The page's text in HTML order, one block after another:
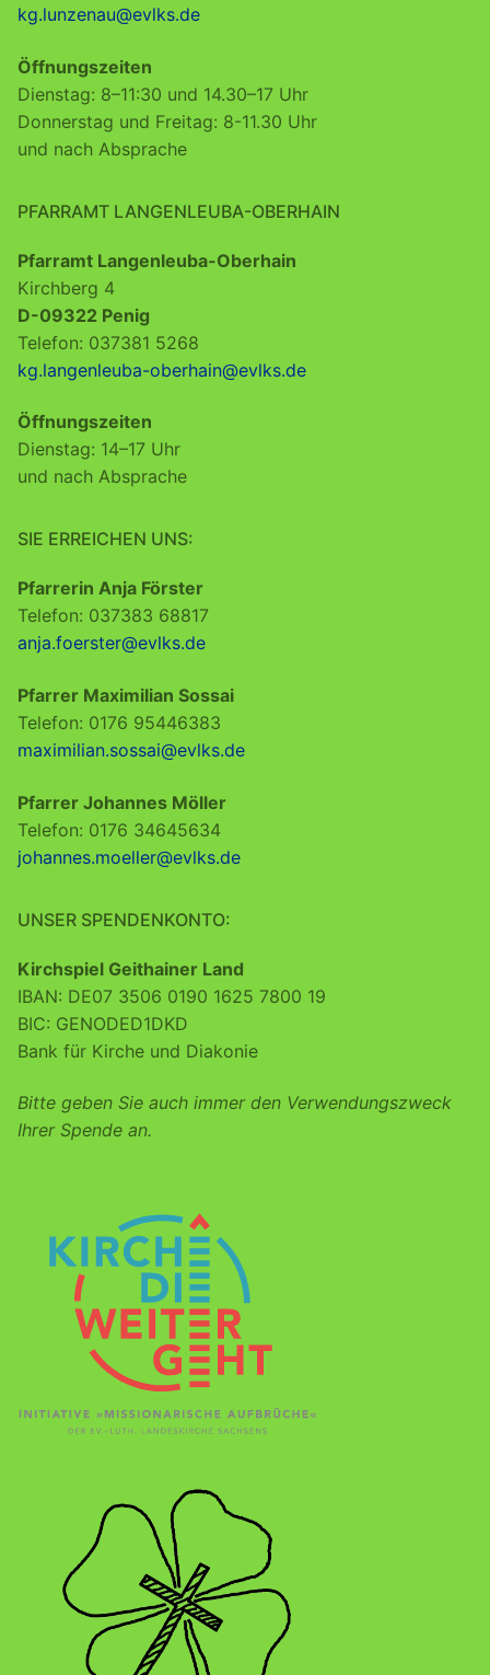
kg.lunzenau@evlks.de
Öffnungszeiten
Dienstag: 8–11:30 und 14.30–17 Uhr
Donnerstag und Freitag: 8-11.30 Uhr
und nach Absprache
PFARRAMT LANGENLEUBA-OBERHAIN
Pfarramt Langenleuba-Oberhain
Kirchberg 4
D-09322 Penig
Telefon: 037381 5268
kg.langenleuba-oberhain@evlks.de
Öffnungszeiten
Dienstag: 14–17 Uhr
und nach Absprache
SIE ERREICHEN UNS:
Pfarrerin Anja Förster
Telefon: 037383 68817
anja.foerster@evlks.de
Pfarrer Maximilian Sossai
Telefon: 0176 95446383
maximilian.sossai@evlks.de
Pfarrer Johannes Möller
Telefon: 0176 34645634
johannes.moeller@evlks.de
UNSER SPENDENKONTO:
Kirchspiel Geithainer Land
IBAN: DE07 3506 0190 1625 7800 19
BIC: GENODED1DKD
Bank für Kirche und Diakonie
Bitte geben Sie auch immer den Verwendungszweck
Ihrer Spende an.